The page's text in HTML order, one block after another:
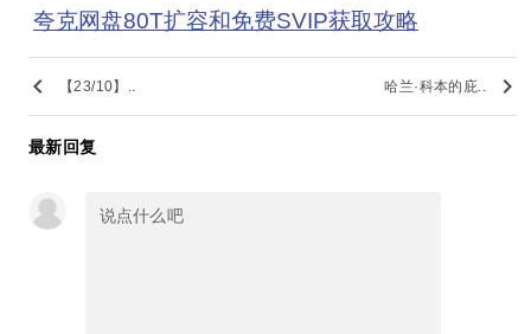
夸克网盘80T扩容和免费SVIP获取攻略
keyboard_arrow_left 【23/10】.. 哈兰·科本的庇.. keyboard_arrow_right
最新回复